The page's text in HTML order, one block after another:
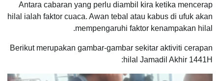
Antara cabaran yang perlu diambil kira ketika mencerap
hilal ialah faktor cuaca. Awan tebal atau kabus di ufuk akan
mempengaruhi faktor kenampakan hilal.
Berikut merupakan gambar-gambar sekitar aktiviti cerapan
hilal Jamadil Akhir 1441H: